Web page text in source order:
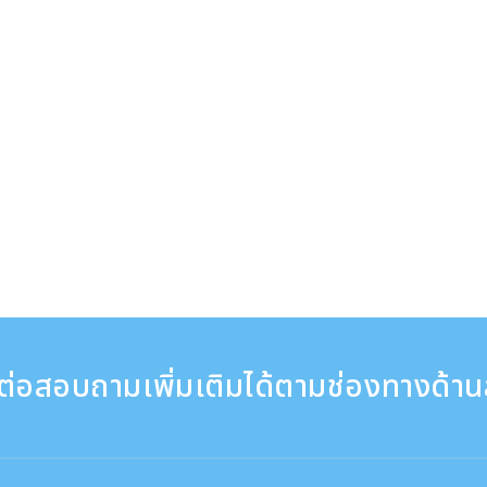
สอบถามเพิ่มเติมได้ตามช่องทางด้า